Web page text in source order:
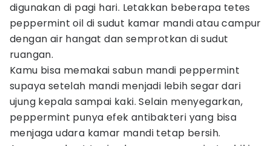
digunakan di pagi hari. Letakkan beberapa tetes
peppermint oil di sudut kamar mandi atau campur
dengan air hangat dan semprotkan di sudut
ruangan.
Kamu bisa memakai sabun mandi peppermint
supaya setelah mandi menjadi lebih segar dari
ujung kepala sampai kaki. Selain menyegarkan,
peppermint punya efek antibakteri yang bisa
menjaga udara kamar mandi tetap bersih.